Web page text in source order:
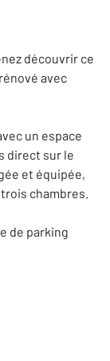
découvrir ce
avec
un espace
direct sur le
et équipée,
chambres.
de parking